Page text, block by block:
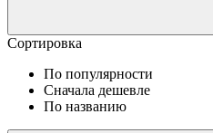
Сортировка
По популярности
Сначала дешевле
По названию